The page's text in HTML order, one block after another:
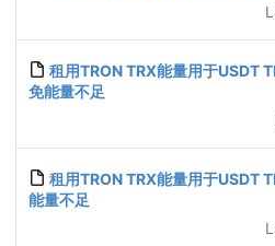
租用TRON TRX能量用于USDT
免能量不足
租用TRON TRX能量用于USDT
能量不足